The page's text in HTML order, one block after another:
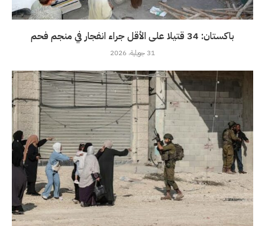
باكستان: 34 قتيلا على الأقل جراء انفجار في منجم فحم
31 جويلية، 2026